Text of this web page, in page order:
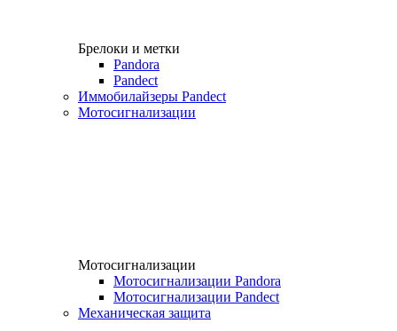
Брелоки и метки
Pandora
Pandect
Иммобилайзеры Pandect
Мотосигнализации
Мотосигнализации
Мотосигнализации Pandora
Мотосигнализации Pandect
Механическая защита